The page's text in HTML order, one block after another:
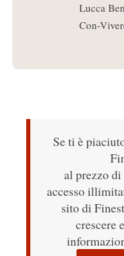
Lucca
Con-
Se ti è
al prezzo
accesso
sito di
crescere